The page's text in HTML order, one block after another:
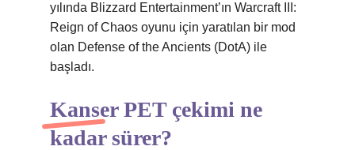
yılında Blizzard Entertainment’ın Warcraft III:
Reign of Chaos oyunu için yaratılan bir mod
olan Defense of the Ancients (DotA) ile
başladı.
Kanser PET çekimi ne
kadar sürer?